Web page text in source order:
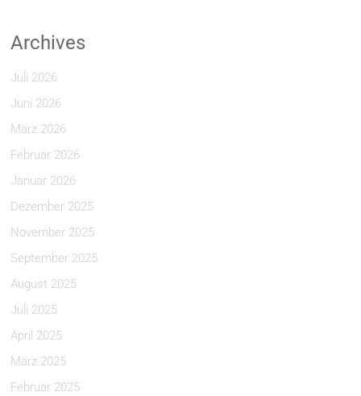
Archives
Juli 2026
Juni 2026
März 2026
Februar 2026
Januar 2026
Dezember 2025
November 2025
September 2025
August 2025
Juli 2025
April 2025
März 2025
Februar 2025